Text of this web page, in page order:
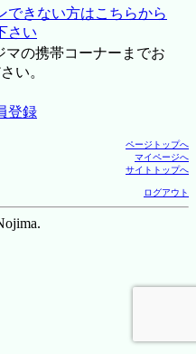
できない方はこちらから
さい
の携帯コーナーまでお
い。
登録
ページトップへ
マイページへ
サイトトップへ
ログアウト